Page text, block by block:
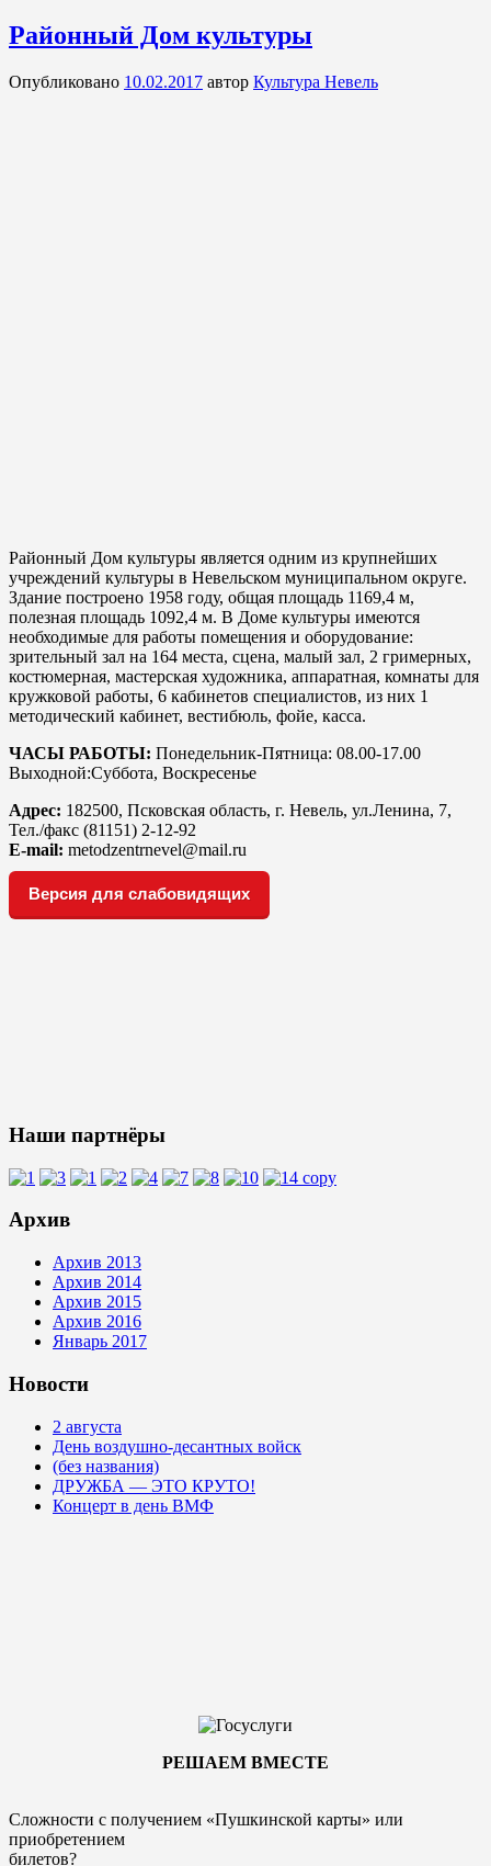
Районный Дом культуры
Опубликовано 10.02.2017 автор Культура Невель
Районный Дом культуры является одним из крупнейших
учреждений культуры в Невельском муниципальном округе.
Здание построено 1958 году, общая площадь 1169,4 м,
полезная площадь 1092,4 м. В Доме культуры имеются
необходимые для работы помещения и оборудование:
зрительный зал на 164 места, сцена, малый зал, 2 гримерных,
костюмерная, мастерская художника, аппаратная, комнаты для
кружковой работы, 6 кабинетов специалистов, из них 1
методический кабинет, вестибюль, фойе, касса.
ЧАСЫ РАБОТЫ: Понедельник-Пятница: 08.00-17.00
Выходной:Суббота, Воскресенье
Адрес: 182500, Псковская область, г. Невель, ул.Ленина, 7,
Тел./факс (81151) 2-12-92
Е-mail: metodzentrnevel@mail.ru
Версия для слабовидящих
Наши партнёры
Архив
Архив 2013
Архив 2014
Архив 2015
Архив 2016
Январь 2017
Новости
2 августа
День воздушно-десантных войск
(без названия)
ДРУЖБА — ЭТО КРУТО!
Концерт в день ВМФ
РЕШАЕМ ВМЕСТЕ
Сложности с получением «Пушкинской карты» или
приобретением
билетов?